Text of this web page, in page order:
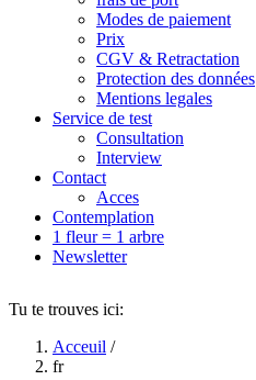
Modes de paiement
Prix
CGV & Retractation
Protection des données
Mentions legales
Service de test
Consultation
Interview
Contact
Acces
Contemplation
1 fleur = 1 arbre
Newsletter
Tu te trouves ici:
Acceuil /
fr